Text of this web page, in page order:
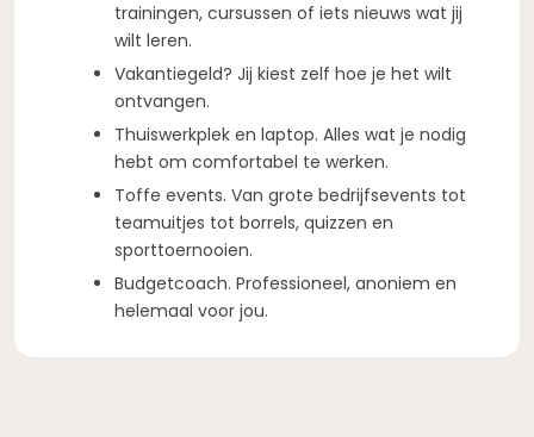
trainingen, cursussen of iets nieuws wat jij
wilt leren.
Vakantiegeld? Jij kiest zelf hoe je het wilt
ontvangen.
Thuiswerkplek en laptop. Alles wat je nodig
hebt om comfortabel te werken.
Toffe events. Van grote bedrijfsevents tot
teamuitjes tot borrels, quizzen en
sporttoernooien.
Budgetcoach. Professioneel, anoniem en
helemaal voor jou.